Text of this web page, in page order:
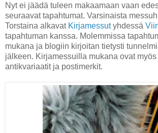
Nyt ei jäädä tuleen makaamaan vaan
seuraavat tapahtumat. Varsinaista
Torstaina alkavat Kirjamessutyhdessä
tapahtuman kanssa. Molemmissa
mukana ja blogiin kirjoitan tietysti
jälkeen. Kirjamessuilla mukana ovat myös
antikvariaatit ja postimerkit.